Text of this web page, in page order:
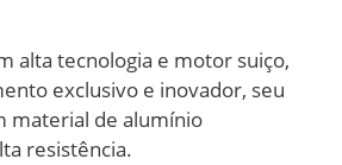
alta tecnologia e motor suiço,
exclusivo e inovador, seu
material de alumínio
resistência.